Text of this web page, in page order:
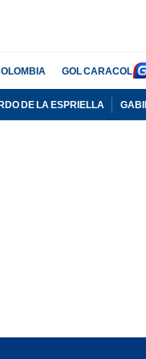
GOL CARACOL
DE LA ESPRIELLA